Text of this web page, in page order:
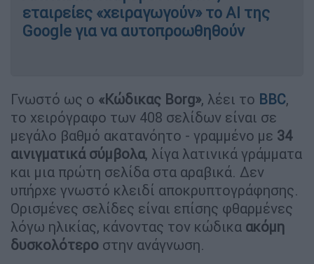
εταιρείες «χειραγωγούν» το AI της
Google για να αυτοπροωθηθούν
Γνωστό ως ο «Κώδικας Borg», λέει το BBC,
το χειρόγραφο των 408 σελίδων είναι σε
μεγάλο βαθμό ακατανόητο - γραμμένο με 34
αινιγματικά σύμβολα, λίγα λατινικά γράμματα
και μια πρώτη σελίδα στα αραβικά. Δεν
υπήρχε γνωστό κλειδί αποκρυπτογράφησης.
Ορισμένες σελίδες είναι επίσης φθαρμένες
λόγω ηλικίας, κάνοντας τον κώδικα ακόμη
δυσκολότερο στην ανάγνωση.